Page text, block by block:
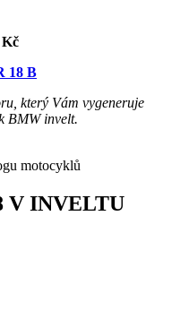
Kč
18 B
který Vám vygeneruje
BMW invelt.
V INVELTU